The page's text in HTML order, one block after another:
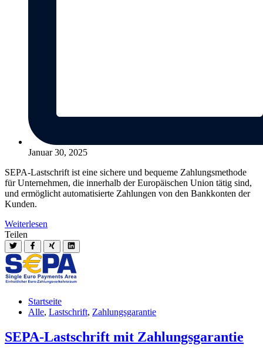
Januar 30, 2025
SEPA-Lastschrift ist eine sichere und bequeme Zahlungsmethode
für Unternehmen, die innerhalb der Europäischen Union tätig sind,
und ermöglicht automatisierte Zahlungen von den Bankkonten der
Kunden.
Weiterlesen
Teilen
Startseite
Alle, Lastschrift, Zahlungsgarantie
SEPA-Lastschrift mit Zahlungsgarantie